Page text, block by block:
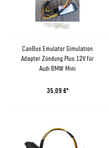
CanBus Emulator Simulation
Adapter Zündung Plus 12V für
Audi BMW Mini
35,09 €*